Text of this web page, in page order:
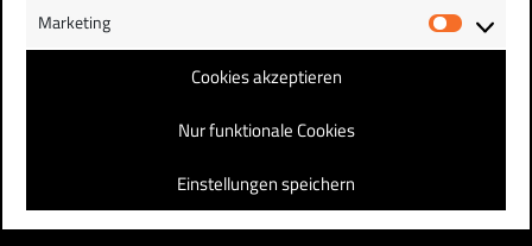
Marketing
Cookies akzeptieren
Nur funktionale Cookies
Einstellungen speichern